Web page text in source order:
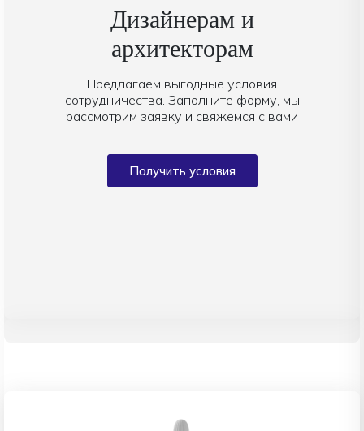
Дизайнерам и
архитекторам
Предлагаем выгодные условия
сотрудничества. Заполните форму, мы
рассмотрим заявку и свяжемся с вами
Получить условия